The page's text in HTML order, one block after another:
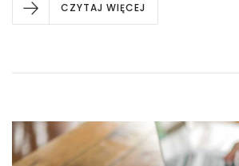
CZYTAJ WIĘCEJ